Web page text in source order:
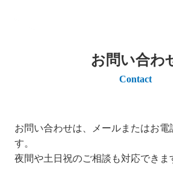
お問い合わ
Contact
お問い合わせは、メールまたはお電
す。
夜間や土日祝のご相談も対応できま